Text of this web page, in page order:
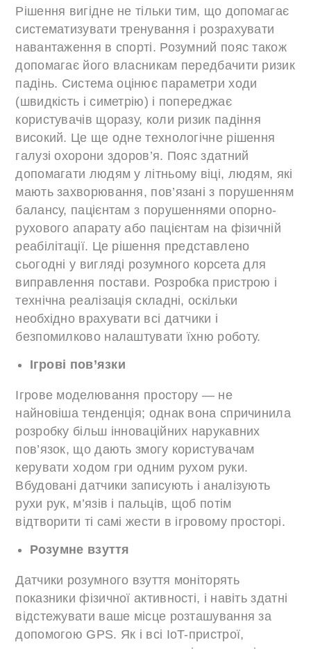
Рішення вигідне не тільки тим, що допомагає
систематизувати тренування і розрахувати
навантаження в спорті. Розумний пояс також
допомагає його власникам передбачити ризик
падінь. Система оцінює параметри ходи
(швидкість і симетрію) і попереджає
користувачів щоразу, коли ризик падіння
високий. Це ще одне технологічне рішення
галузі охорони здоров’я. Пояс здатний
допомагати людям у літньому віці, людям, які
мають захворювання, пов’язані з порушенням
балансу, пацієнтам з порушеннями опорно-
рухового апарату або пацієнтам на фізичній
реабілітації. Це рішення представлено
сьогодні у вигляді розумного корсета для
виправлення постави. Розробка пристрою і
технічна реалізація складні, оскільки
необхідно врахувати всі датчики і
безпомилково налаштувати їхню роботу.
Ігрові пов’язки
Ігрове моделювання простору — не
найновіша тенденція; однак вона спричинила
розробку більш інноваційних нарукавних
пов’язок, що дають змогу користувачам
керувати ходом гри одним рухом руки.
Вбудовані датчики записують і аналізують
рухи рук, м’язів і пальців, щоб потім
відтворити ті самі жести в ігровому просторі.
Розумне взуття
Датчики розумного взуття моніторять
показники фізичної активності, і навіть здатні
відстежувати ваше місце розташування за
допомогою GPS. Як і всі IoT-пристрої,